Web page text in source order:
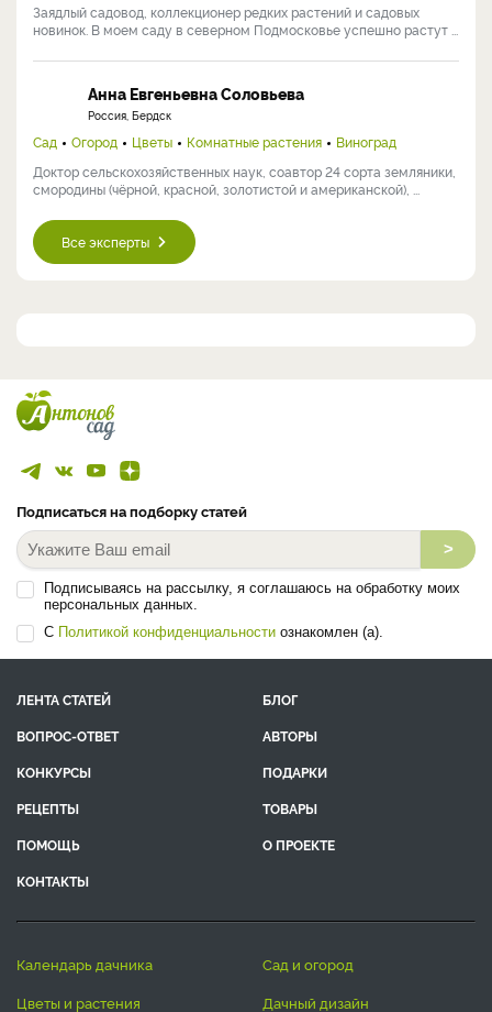
Заядлый садовод, коллекционер редких растений и садовых
новинок. В моем саду в северном Подмосковье успешно растут ...
Анна Евгеньевна Соловьева
Россия, Бердск
Сад Огород Цветы Комнатные растения
Виноград
Доктор сельскохозяйственных наук, соавтор 24 сорта земляники,
смородины (чёрной, красной, золотистой и американской), ...
Все эксперты
Подписаться на подборку статей
>
Подписываясь на рассылку, я соглашаюсь на обработку моих
персональных данных.
С Политикой конфиденциальности ознакомлен (а).
ЛЕНТА СТАТЕЙ
БЛОГ
ВОПРОС-ОТВЕТ
АВТОРЫ
КОНКУРСЫ
ПОДАРКИ
РЕЦЕПТЫ
ТОВАРЫ
ПОМОЩЬ
О ПРОЕКТЕ
КОНТАКТЫ
календарь дачника
сад и огород
цветы и растения
дачный дизайн